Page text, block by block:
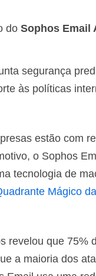
do Sophos Email
segurança
às políticas
estão com
o Sophos
tecnologia de
Mágico
revelou que
a maioria dos